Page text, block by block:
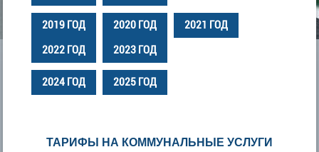
2019 ГОД 2020 ГОД
2021 ГОД
2022 ГОД
2023 ГОД
2024 ГОД 2025 ГОД
ТАРИФЫ НА КОММУНАЛЬНЫЕ УСЛУГИ